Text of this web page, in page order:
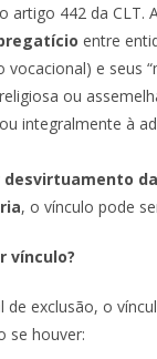
artigo 442 da CLT.
entre
vocacional) e seus
ou
integralmente à
desvirtuamento
, o vínculo pode
vínculo?
de exclusão, o
se houver: